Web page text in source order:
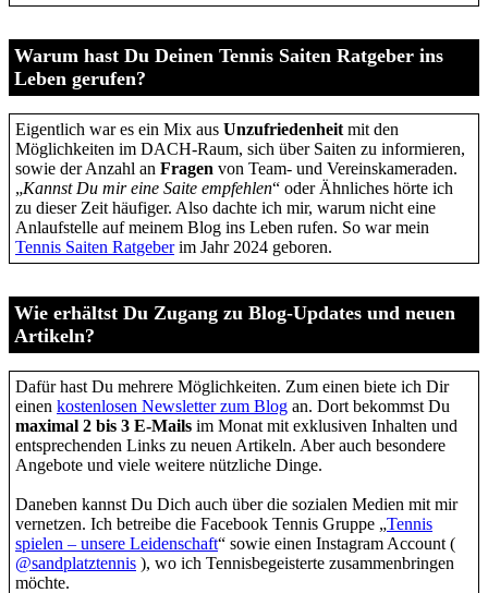
Warum hast Du Deinen Tennis Saiten Ratgeber ins
Leben gerufen?
Eigentlich war es ein Mix aus Unzufriedenheit mit den
Möglichkeiten im DACH-Raum, sich über Saiten zu informieren,
sowie der Anzahl an Fragen von Team- und Vereinskameraden.
„Kannst Du mir eine Saite empfehlen“ oder Ähnliches hörte ich
zu dieser Zeit häufiger. Also dachte ich mir, warum nicht eine
Anlaufstelle auf meinem Blog ins Leben rufen. So war mein
Tennis Saiten Ratgeberim Jahr 2024 geboren.
Wie erhältst Du Zugang zu Blog-Updates und neuen
Artikeln?
Dafür hast Du mehrere Möglichkeiten. Zum einen biete ich Dir
einen kostenlosen Newsletter zum Blog an. Dort bekommst Du
maximal 2 bis 3 E-Mails im Monat mit exklusiven Inhalten und
entsprechenden Links zu neuen Artikeln. Aber auch besondere
Angebote und viele weitere nützliche Dinge.
Daneben kannst Du Dich auch über die sozialen Medien mit mir
vernetzen. Ich betreibe die Facebook Tennis Gruppe „Tennis
spielen – unsere Leidenschaft“ sowie einen Instagram Account (
@sandplatztennis ), wo ich Tennisbegeisterte zusammenbringen
möchte.